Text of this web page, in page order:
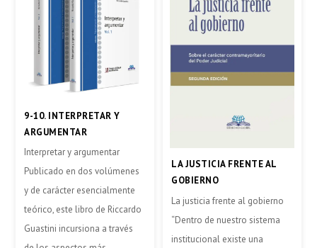
9-10. INTERPRETAR Y
ARGUMENTAR
Interpretar y argumentar
Publicado en dos volúmenes
y de carácter esencialmente
teórico, este libro de Riccardo
Guastini incursiona a través
LA JUSTICIA FRENTE AL
GOBIERNO
La justicia frente al gobierno
“Dentro de nuestro sistema
institucional existe una